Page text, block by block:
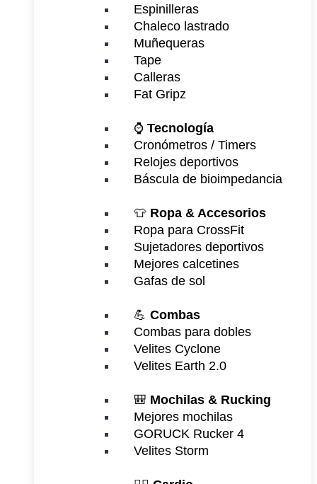
Espinilleras
Chaleco lastrado
Muñequeras
Tape
Calleras
Fat Gripz
⌚ Tecnología
Cronómetros / Timers
Relojes deportivos
Báscula de bioimpedancia
👕 Ropa & Accesorios
Ropa para CrossFit
Sujetadores deportivos
Mejores calcetines
Gafas de sol
💪 Combas
Combas para dobles
Velites Cyclone
Velites Earth 2.0
🎒 Mochilas & Rucking
Mejores mochilas
GORUCK Rucker 4
Velites Storm